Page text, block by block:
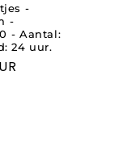
-
-
- Aantal:
24 uur.